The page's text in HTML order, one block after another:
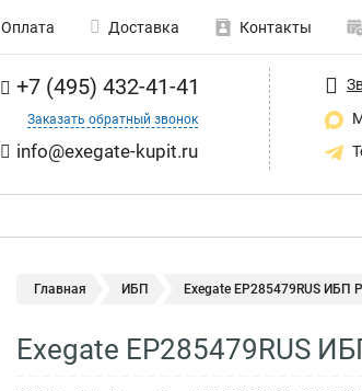
Оплата Доставка Контакты
+7 (495) 432-41-41
Заказать обратный звонок
info@exegate-kupit.ru
Главная ИБП Exegate EP285479RUS ИБП
Exegate EP285479RUS